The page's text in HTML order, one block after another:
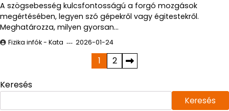
A szögsebesség kulcsfontosságú a forgó mozgások
megértésében, legyen szó gépekről vagy égitestekről.
Meghatározza, milyen gyorsan…
Fizika infók - Kata 2026-01-24
lapozása
1 2
Keresés
Keresés